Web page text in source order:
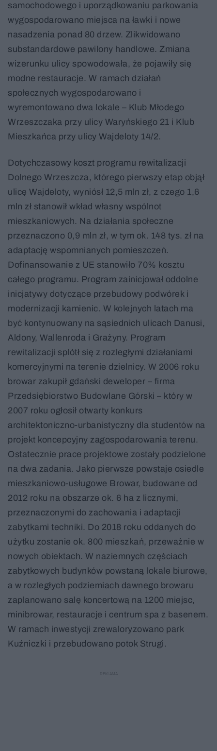
samochodowego i uporządkowaniu parkowania
wygospodarowano miejsca na ławki i nowe
nasadzenia ponad 80 drzew. Zlikwidowano
substandardowe pawilony handlowe. Zmiana
wizerunku ulicy spowodowała, że pojawiły się
modne restauracje. W ramach działań
społecznych wygospodarowano i
wyremontowano dwa lokale – Klub Młodego
Wrzeszczaka przy ulicy Waryńskiego 21 i Klub
Mieszkańca przy ulicy Wajdeloty 14/2.
Dotychczasowy koszt programu rewitalizacji
Dolnego Wrzeszcza, którego pierwszy etap objął
ulicę Wajdeloty, wyniósł 12,5 mln zł, z czego 1,6
mln zł stanowił wkład własny wspólnot
mieszkaniowych. Na działania społeczne
przeznaczono 0,9 mln zł, w tym ok. 148 tys. zł na
adaptację wspomnianych pomieszczeń.
Dofinansowanie z UE stanowiło 70% kosztu
całego programu. Program zainicjował oddolne
inicjatywy dotyczące przebudowy podwórek i
modernizacji kamienic. W kolejnych latach ma
być kontynuowany na sąsiednich ulicach Danusi,
Aldony, Wallenroda i Grażyny. Program
rewitalizacji splótł się z rozległymi działaniami
komercyjnymi na terenie dzielnicy. W 2006 roku
browar zakupił gdański deweloper – firma
Przedsiębiorstwo Budowlane Górski – który w
2007 roku ogłosił otwarty konkurs
architektoniczno-urbanistyczny dla studentów na
projekt koncepcyjny zagospodarowania terenu.
Ostatecznie prace projektowe zostały podzielone
na dwa zadania. Jako pierwsze powstaje osiedle
mieszkaniowo-usługowe Browar, budowane od
2012 roku na obszarze ok. 6 ha z licznymi,
przeznaczonymi do zachowania i adaptacji
zabytkami techniki. Do 2018 roku oddanych do
użytku zostanie ok. 800 mieszkań, przeważnie w
nowych obiektach. W naziemnych częściach
zabytkowych budynków powstaną lokale biurowe,
a w rozległych podziemiach dawnego browaru
zaplanowano salę koncertową na 1200 miejsc,
minibrowar, restauracje i centrum spa z basenem.
W ramach inwestycji zrewaloryzowano park
Kuźniczki i przebudowano potok Strugi.